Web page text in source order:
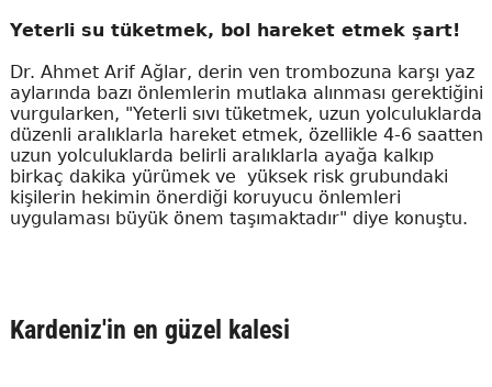
Yeterli su tüketmek, bol hareket etmek şart!
Dr. Ahmet Arif Ağlar, derin ven trombozuna karşı yaz
aylarında bazı önlemlerin mutlaka alınması gerektiğini
vurgularken, "Yeterli sıvı tüketmek, uzun yolculuklarda
düzenli aralıklarla hareket etmek, özellikle 4-6 saatten
uzun yolculuklarda belirli aralıklarla ayağa kalkıp
birkaç dakika yürümek ve yüksek risk grubundaki
kişilerin hekimin önerdiği koruyucu önlemleri
uygulaması büyük önem taşımaktadır" diye konuştu.
Kardeniz'in en güzel kalesi